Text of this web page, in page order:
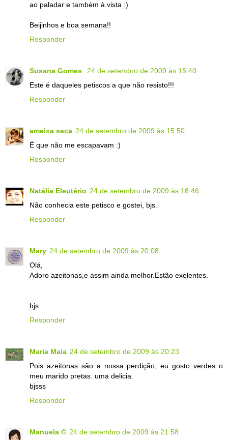
ao paladar e também à vista :)
Beijinhos e boa semana!!
Responder
Susana Gomes
24 de setembro de 2009 às 15:40
Este é daqueles petiscos a que não resisto!!!
Responder
ameixa seca 24 de setembro de 2009 às 15:50
É que não me escapavam :)
Responder
Natália Eleutério 24 de setembro de 2009 às 18:46
Não conhecia este petisco e gostei, bjs.
Responder
Mary 24 de setembro de 2009 às 20:08
Olá,
Adoro azeitonas,e assim ainda melhor.Estão exelentes.
bjs
Responder
Maria Maia 24 de setembro de 2009 às 20:23
Pois azeitonas são a nossa perdição, eu gosto verdes o
meu marido pretas. uma delicia.
bjsss
Responder
Manuela © 24 de setembro de 2009 às 21:58